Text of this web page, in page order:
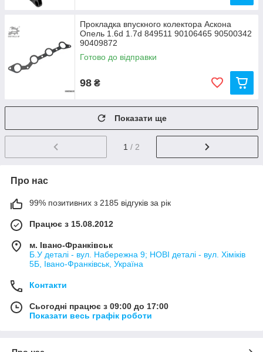
Прокладка впускного колектора Аскона
Опель 1.6d 1.7d 849511 90106465 90500342
90409872
Готово до відправки
98 ₴
Показати ще
1 / 2
Про нас
99% позитивних з 2185 відгуків за рік
Працює з 15.08.2012
м. Івано-Франківськ
Б.У деталі - вул. Набережна 9; НОВІ деталі - вул. Хіміків
5Б, Івано-Франківськ, Україна
Контакти
Сьогодні працює з 09:00 до 17:00
Показати весь графік роботи